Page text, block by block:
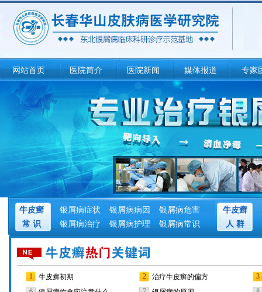
网站首页 医院简介 医院新闻 媒体报道 专家
牛皮癣
常 识
银屑病症状 银屑病病因
银屑病危害
银屑病治疗
银屑病护理 银屑病常识
牛皮癣
人 群
1 牛皮癣初期 2 治疗牛皮癣的偏方
3